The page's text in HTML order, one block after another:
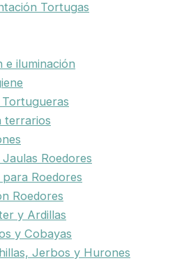
Tortugas
e iluminación
terrarios
Roedores
Roedores
Roedores
y Ardillas
y Cobayas
Jerbos y Hurones